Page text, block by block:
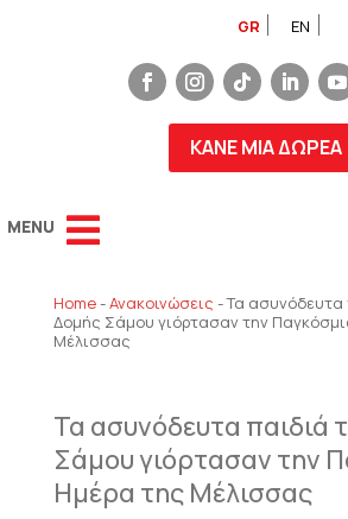
GR EN
ΚΑΝΕ ΜΙΑ ΔΩΡΕΑ
Home-Ανακοινώσεις -Τα ασυνόδευτα
Δομής Σάμου γιόρτασαν την
Μέλισσας
Τα ασυνόδευτα παιδιά
Σάμου γιόρτασαν την
Ημέρα της Μέλισσας